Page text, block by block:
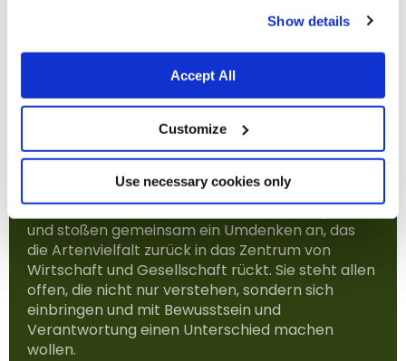
Show details
Accept All
Customize
Use necessary cookies only
Capellino ist zu
verwendet ihre
kofinanziert im
Ghiffa verbindet.
unberührte
Grande, ein Ort, an
menschliche
tabu ist.
Teil der REcommunity zu werden bedeutet, sich
einem Netzwerk von Menschen anzuschließen,
die eine tiefe Überzeugung teilen: Alles Leben ist
wieder zum Maßstab menschlichen Handelns
werden. Hier bist du kein passiver Zuschauer,
sondern gestaltest unseren Weg aktiv mit. Sie ist
ein Raum für echten Austausch und neue
Perspektiven. Hier gehen wir komplexen Themen
auf den Grund, unterstützen konkrete Projekte
und stoßen gemeinsam ein Umdenken an, das
die Artenvielfalt zurück in das Zentrum von
Wirtschaft und Gesellschaft rückt. Sie steht allen
offen, die nicht nur verstehen, sondern sich
einbringen und mit Bewusstsein und
Verantwortung einen Unterschied machen
wollen.